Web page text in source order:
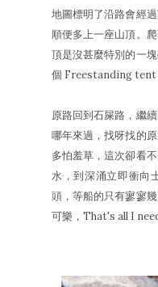
地圖標明了沿路會經
順便多上一座山頂。
頂是沒甚麼特別的一
個 Freestanding tent
原路回到石屎路，繼
哪年來過，找呀找的
多怕羞草，這次卻看
水，到深涌立即衝向
頭，等船的只有寥寥
可樂，That's all I